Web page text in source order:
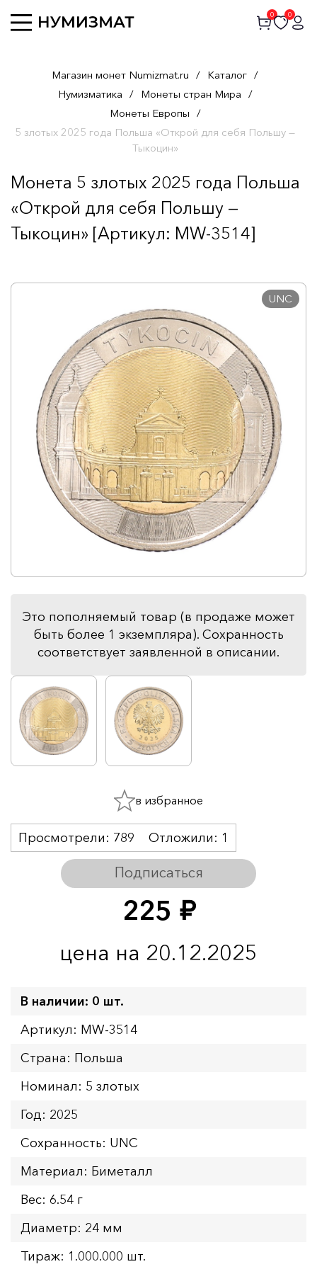
0 0
Магазин монет Numizmat.ru / Каталог /
Нумизматика / Монеты стран Мира /
Монеты Европы /
5 злотых 2025 года Польша «Открой для себя Польшу —
Тыкоцин»
Монета 5 злотых 2025 года Польша
«Открой для себя Польшу —
Тыкоцин» [Артикул: MW-3514]
UNC
Это пополняемый товар (в продаже может
быть более 1 экземпляра). Сохранность
соответствует заявленной в описании.
225 руб.
цена на 20.12.2025
Подписаться
Просмотрели: 789 Отложили: 1
в избранное
В наличии: 0 шт.
Артикул: MW-3514
Страна: Польша
Номинал: 5 злотых
Год: 2025
Сохранность: UNC
Материал: Биметалл
Вес: 6.54 г
Диаметр: 24 мм
Тираж: 1.000.000 шт.